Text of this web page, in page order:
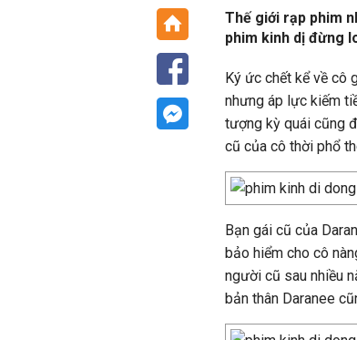
Thế giới rạp phim
phim kinh dị đừng
Ký ức chết kể về cô
nhưng áp lực kiếm
tượng kỳ quái cũng
cũ của cô thời phổ
Bạn gái cũ của
bảo hiểm cho cô
người cũ sau nhiều
bản thân Daranee